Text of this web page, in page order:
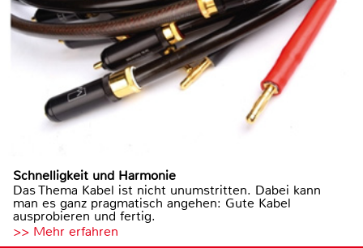
Schnelligkeit und Harmonie
Das Thema Kabel ist nicht unumstritten. Dabei kann
man es ganz pragmatisch angehen: Gute Kabel
ausprobieren und fertig.
>> Mehr erfahren